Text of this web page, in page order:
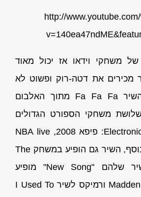
[youtube]http://
משחקי וידאו אז יכול מאוד
מכירים את דטה-רוק ופשוט לא
יודעים את זה. השיר Fa Fa Fa מתוך האלבום
משחקי הספורט הגדולים
של חברת Electronic Arts: פיפא 2008, NBA live
08 ו- NHL 08 ובנוסף, השיר גם הופיע במשחק The
Sims 2. עוד שיר שלהם "New Song" מופיע
במשחק Madden NFL 08 ורמיקס לשיר I Used To